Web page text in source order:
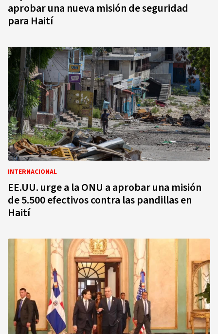
aprobar una nueva misión de seguridad
para Haití
INTERNACIONAL
EE.UU. urge a la ONU a aprobar una misión
de 5.500 efectivos contra las pandillas en
Haití